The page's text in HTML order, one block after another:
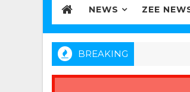
NEWS ZEE
BREAKING